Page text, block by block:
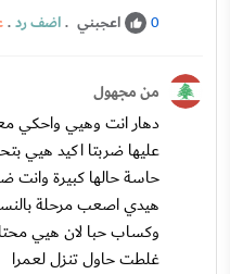
0 اعجبني .اضف رد.
من مجهول
دهار انت وهيي واحكي
عليها ضربتا اكيد هيي
حاسة حالها كبيرة وانت
هيدي اصعب مرحلة
وكساب حبا لان هيي
غلطت حاول تنزل لعمرا